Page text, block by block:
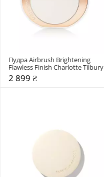
Пудра Airbrush Brightening
Flawless Finish Charlotte Tilbury
2 899 ₴